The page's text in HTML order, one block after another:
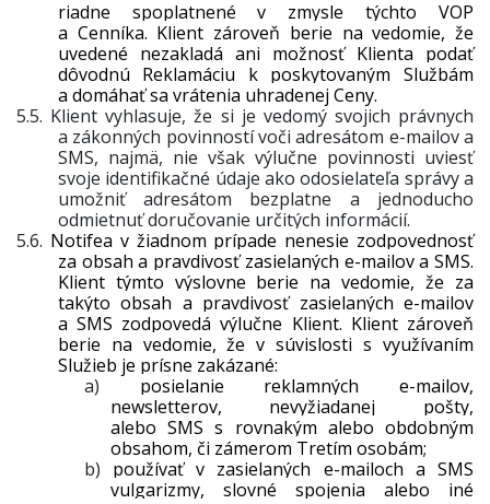
riadne spoplatnené v zmysle týchto VOP
a Cenníka. Klient zároveň berie na vedomie, že
uvedené nezakladá ani možnosť Klienta podať
dôvodnú Reklamáciu k poskytovaným Službám
a domáhať sa vrátenia uhradenej Ceny.
5.5. Klient vyhlasuje, že si je vedomý svojich právnych
a zákonných povinností voči adresátom e-mailov a
SMS, najmä, nie však výlučne povinnosti uviesť
svoje identifikačné údaje ako odosielateľa správy a
umožniť adresátom bezplatne a jednoducho
odmietnuť doručovanie určitých informácií.
5.6. Notifea v žiadnom prípade nenesie zodpovednosť
za obsah a pravdivosť zasielaných e-mailov a SMS.
Klient týmto výslovne berie na vedomie, že za
takýto obsah a pravdivosť zasielaných e-mailov
a SMS zodpovedá výlučne Klient. Klient zároveň
berie na vedomie, že v súvislosti s využívaním
Služieb je prísne zakázané:
a) posielanie reklamných e-mailov,
newsletterov, nevyžiadanej pošty,
alebo SMS s rovnakým alebo obdobným
obsahom, či zámerom Tretím osobám;
b) používať v zasielaných e-mailoch a SMS
vulgarizmy, slovné spojenia alebo iné